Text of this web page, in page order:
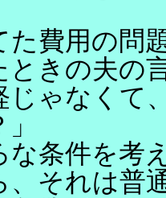
た費用の問
ときの夫の
じゃなくて
な条件を考
、それは普